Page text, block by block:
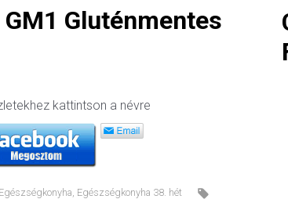
Gluténmentes
kattintson a névre
Egészségkonyha, Egészségkonyha 38. hét